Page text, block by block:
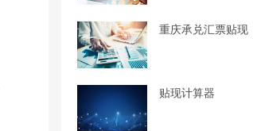
重庆承兑汇票贴现
贴现计算器